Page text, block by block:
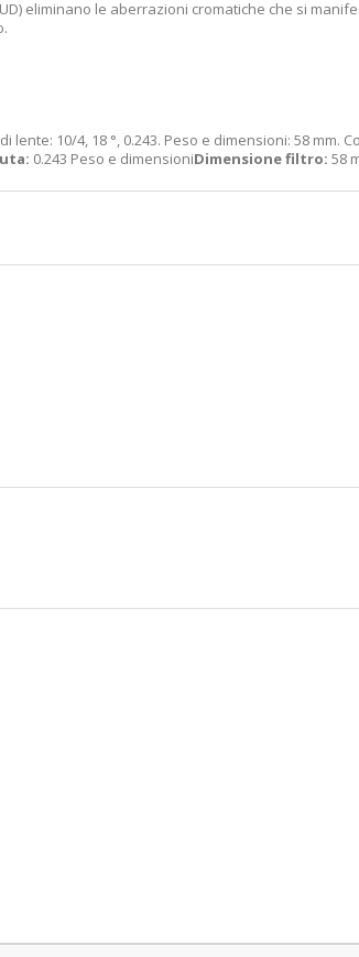
eliminano le aberrazioni cromatiche che si
lente: 10/4, 18 °, 0.243. Peso e dimensioni: 58 mm.
0.243 Peso e dimensioniDimensione filtro: 58